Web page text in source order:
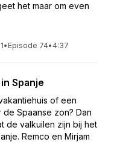
het maar om even
• Episode 74• 4:37
Spanje
of een
Spaanse zon? Dan
de valkuilen zijn bij het
Remco en Mirjam